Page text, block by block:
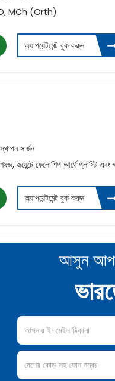
MCh (Orth)
অ্যাপয়েন্টমেন্ট বুক করুন
সার্জন
জয়েন্টে ফেলোশিপ আর্থোপ্লাস্টি
অ্যাপয়েন্টমেন্ট বুক করুন
আসুন